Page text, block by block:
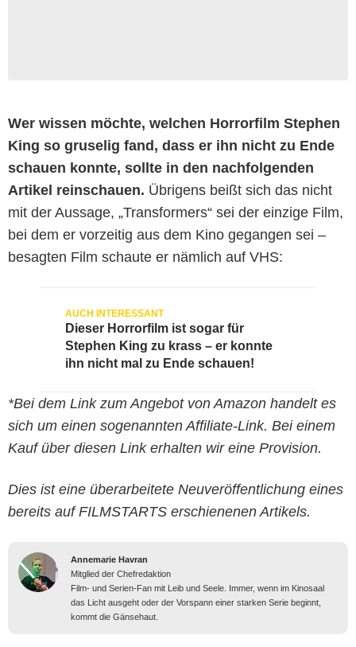
Wer wissen möchte, welchen Horrorfilm Stephen
King so gruselig fand, dass er ihn nicht zu Ende
schauen konnte, sollte in den nachfolgenden
Artikel reinschauen. Übrigens beißt sich das nicht
mit der Aussage, „Transformers“ sei der einzige Film,
bei dem er vorzeitig aus dem Kino gegangen sei –
besagten Film schaute er nämlich auf VHS:
Dieser Horrorfilm ist sogar für
Stephen King zu krass – er konnte
ihn nicht mal zu Ende schauen!
*Bei dem Link zum Angebot von Amazon handelt es
sich um einen sogenannten Affiliate-Link. Bei einem
Kauf über diesen Link erhalten wir eine Provision.
Dies ist eine überarbeitete Neuveröffentlichung eines
bereits auf FILMSTARTS erschienenen Artikels.
Annemarie Havran
Mitglied der Chefredaktion
Film- und Serien-Fan mit Leib und Seele. Immer, wenn im Kinosaal
das Licht ausgeht oder der Vorspann einer starken Serie beginnt,
kommt die Gänsehaut.